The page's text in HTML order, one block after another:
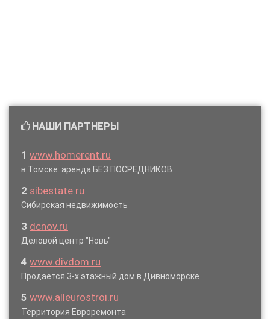
НАШИ ПАРТНЕРЫ
1 www.homerent.ru
в Томске: аренда БЕЗ ПОСРЕДНИКОВ
2 sibestate.ru
Сибирская недвижимость
3 dcnov.ru
Деловой центр "Новь"
4 www.divdom.ru
Продается 3-х этажный дом в Дивноморске
5 www.alleurostroi.ru
Территория Евроремонта